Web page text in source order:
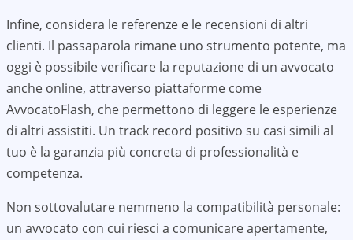
Infine, considera le referenze e le recensioni di altri
clienti. Il passaparola rimane uno strumento potente, ma
oggi è possibile verificare la reputazione di un avvocato
anche online, attraverso piattaforme come
AvvocatoFlash, che permettono di leggere le esperienze
di altri assistiti. Un track record positivo su casi simili al
tuo è la garanzia più concreta di professionalità e
competenza.
Non sottovalutare nemmeno la compatibilità personale:
un avvocato con cui riesci a comunicare apertamente,